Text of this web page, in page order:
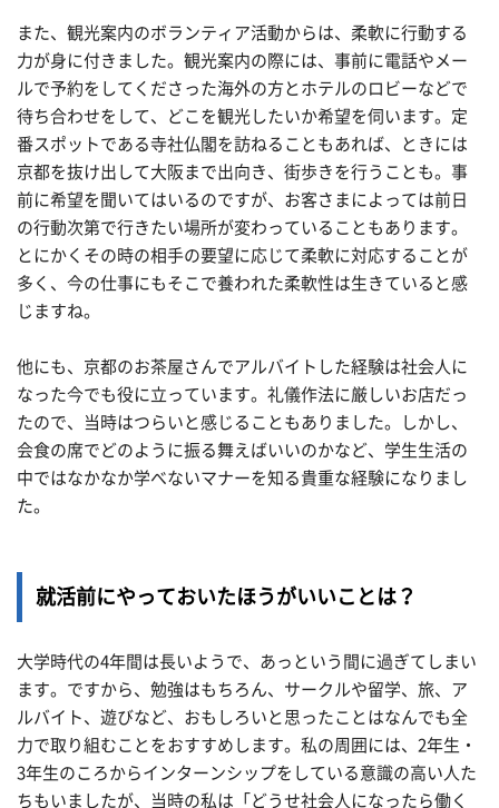
また、観光案内のボランティア活動からは、柔軟に行動する
力が身に付きました。観光案内の際には、事前に電話やメー
ルで予約をしてくださった海外の方とホテルのロビーなどで
待ち合わせをして、どこを観光したいか希望を伺います。定
番スポットである寺社仏閣を訪ねることもあれば、ときには
京都を抜け出して大阪まで出向き、街歩きを行うことも。事
前に希望を聞いてはいるのですが、お客さまによっては前日
の行動次第で行きたい場所が変わっていることもあります。
とにかくその時の相手の要望に応じて柔軟に対応することが
多く、今の仕事にもそこで養われた柔軟性は生きていると感
じますね。
他にも、京都のお茶屋さんでアルバイトした経験は社会人に
なった今でも役に立っています。礼儀作法に厳しいお店だっ
たので、当時はつらいと感じることもありました。しかし、
会食の席でどのように振る舞えばいいのかなど、学生生活の
中ではなかなか学べないマナーを知る貴重な経験になりまし
た。
就活前にやっておいたほうがいいことは？
大学時代の4年間は長いようで、あっという間に過ぎてしまい
ます。ですから、勉強はもちろん、サークルや留学、旅、ア
ルバイト、遊びなど、おもしろいと思ったことはなんでも全
力で取り組むことをおすすめします。私の周囲には、2年生・
3年生のころからインターンシップをしている意識の高い人た
ちもいましたが、当時の私は「どうせ社会人になったら働く